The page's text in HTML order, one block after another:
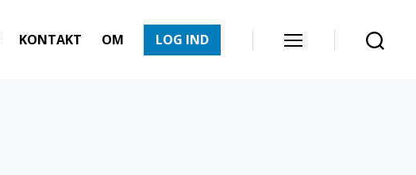
KONTAKT OM LOG IND